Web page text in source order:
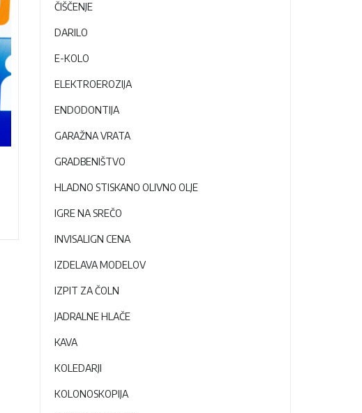
ČIŠČENJE
DARILO
E-KOLO
ELEKTROEROZIJA
ENDODONTIJA
GARAŽNA VRATA
GRADBENIŠTVO
HLADNO STISKANO OLIVNO OLJE
IGRE NA SREČO
INVISALIGN CENA
IZDELAVA MODELOV
IZPIT ZA ČOLN
JADRALNE HLAČE
KAVA
KOLEDARJI
KOLONOSKOPIJA